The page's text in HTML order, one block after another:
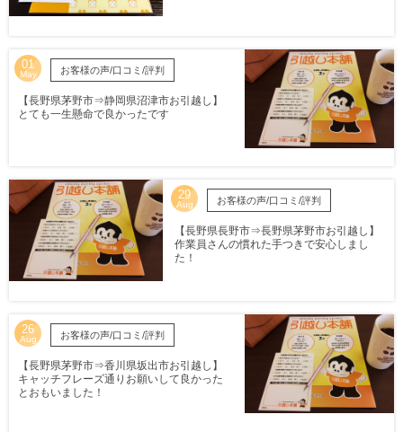
01
May お客様の声/口コミ/評判
【長野県茅野市⇒静岡県沼津市お引越し】
とても一生懸命で良かったです
29
Aug お客様の声/口コミ/評判
【長野県長野市⇒長野県茅野市お引越し】
作業員さんの慣れた手つきで安心しまし
た！
26
Aug お客様の声/口コミ/評判
【長野県茅野市⇒香川県坂出市お引越し】
キャッチフレーズ通りお願いして良かった
とおもいました！